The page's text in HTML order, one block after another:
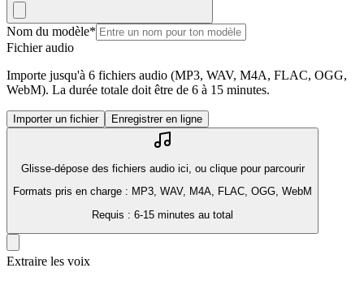
Nom du modèle*
Fichier audio
Importe jusqu'à 6 fichiers audio (MP3, WAV, M4A, FLAC, OGG,
WebM). La durée totale doit être de 6 à 15 minutes.
Importer un fichier Enregistrer en ligne
Glisse-dépose des fichiers audio ici, ou clique pour parcourir
Formats pris en charge : MP3, WAV, M4A, FLAC, OGG, WebM
Requis : 6-15 minutes au total
Extraire les voix